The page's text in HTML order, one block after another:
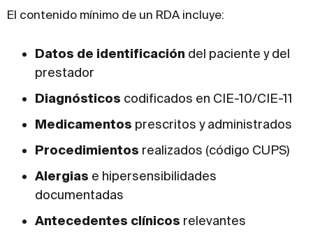
El contenido mínimo de un RDA incluye:
Datos de identificación del paciente y del
prestador
Diagnósticos codificados en CIE-10/CIE-11
Medicamentos prescritos y administrados
Procedimientos realizados (código CUPS)
Alergias e hipersensibilidades
documentadas
Antecedentes clínicos relevantes